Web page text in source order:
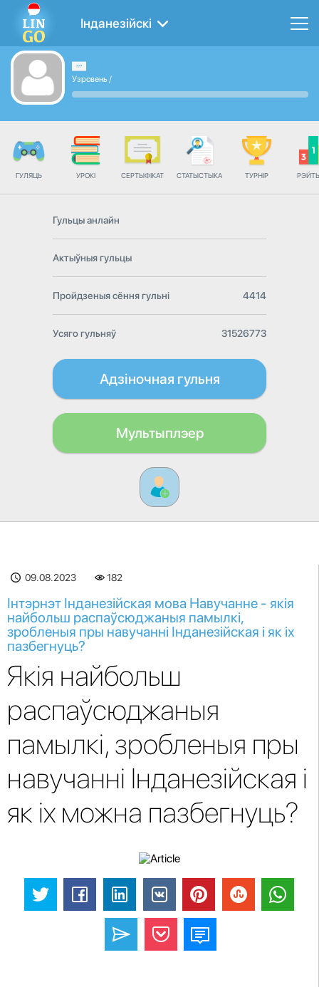
Інданезійскі
Узровень /
ГУЛЯЦЬ УРОКІ СЕРТЫФІКАТ СТАТЫСТЫКА ТУРНІР
Гульцы анлайн
Актыўныя гульцы
Пройдзеныя сёння гульні 4414
Усяго гульняў 31526773
Адзіночная гульня
Мультыплэер
09.08.2023 182
Інтэрнэт Інданезійская мова Навучанне - якія
найбольш распаўсюджаныя памылкі,
зробленыя пры навучанні Інданезійская і як іх
пазбегнуць?
Якія найбольш
распаўсюджаныя
памылкі, зробленыя пры
навучанні Інданезійская і
як іх можна пазбегнуць?